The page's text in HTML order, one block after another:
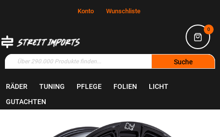
Konto Wunschliste
0
Suche
RÄDER TUNING PFLEGE FOLIEN
LICHT
GUTACHTEN
Zum
Ende